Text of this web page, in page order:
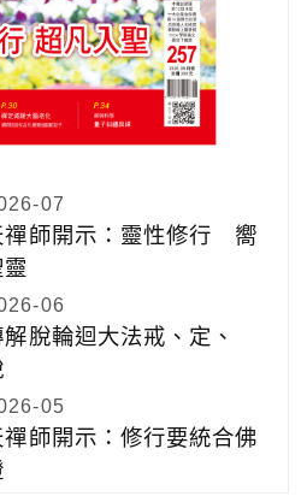
07
禪師開示：靈性修行 嚮
06
脫輪迴大法戒、定、
05
師開示：修行要統合佛